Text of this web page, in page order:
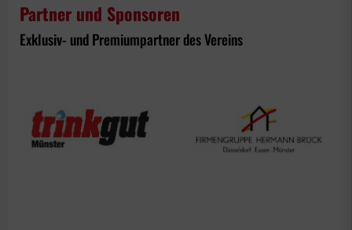
Partner und Sponsoren
Exklusiv- und Premiumpartner des Vereins